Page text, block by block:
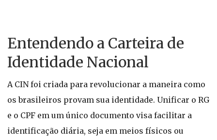
Entendendo a Carteira de
Identidade Nacional
A CIN foi criada para revolucionar a maneira como
os brasileiros provam sua identidade. Unificar o RG
e o CPF em um único documento visa facilitar a
identificação diária, seja em meios físicos ou